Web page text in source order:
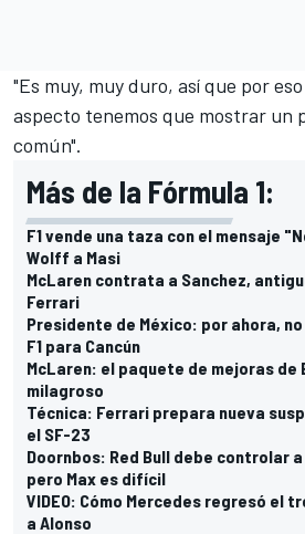
"Es muy, muy duro, así que por
aspecto tenemos que mostrar un
común".
Más de la Fórmula 1:
F1 vende una taza con el mensaje
Wolff a Masi
McLaren contrata a Sanchez,
Ferrari
Presidente de México: por ahora,
F1 para Cancún
McLaren: el paquete de mejoras de
milagroso
Técnica: Ferrari prepara nueva
el SF-23
Doornbos: Red Bull debe controlar
pero Max es difícil
VIDEO: Cómo Mercedes regresó el
a Alonso